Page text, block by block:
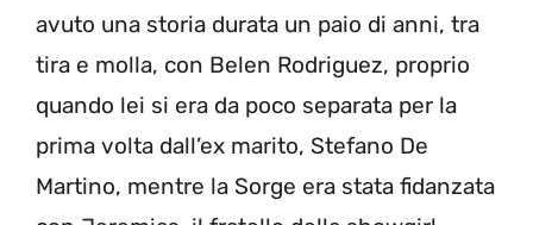
avuto una storia durata un paio di anni, tra
tira e molla, con Belen Rodriguez, proprio
quando lei si era da poco separata per la
prima volta dall’ex marito, Stefano De
Martino, mentre la Sorge era stata fidanzata